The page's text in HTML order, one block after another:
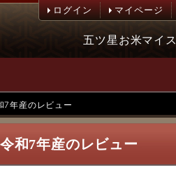
ログイン マイページ
五ツ星お米マイ
7年産のレビュー
和7年産のレビュー